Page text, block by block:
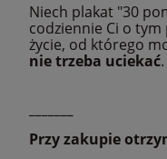
Niech plakat "30
codziennie Ci o
życie, od którego
nie trzeba uciekać.
Przy zakupie